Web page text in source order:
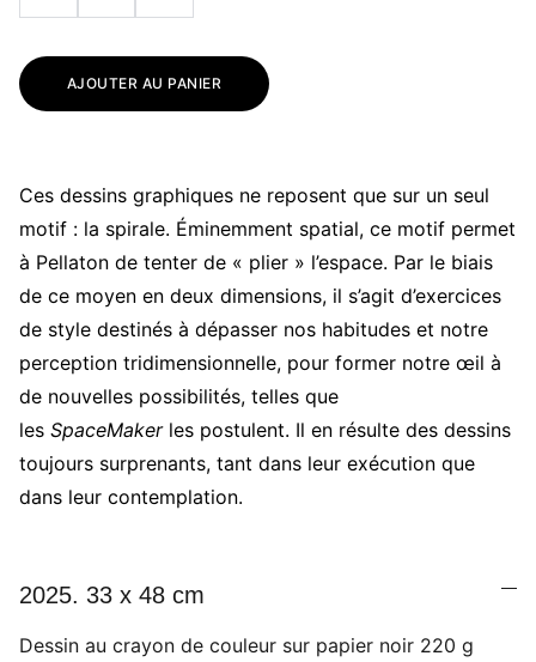
AJOUTER AU PANIER
Ces dessins graphiques ne reposent que sur un seul
motif : la spirale. Éminemment spatial, ce motif permet
à Pellaton de tenter de « plier » l’espace. Par le biais
de ce moyen en deux dimensions, il s’agit d’exercices
de style destinés à dépasser nos habitudes et notre
perception tridimensionnelle, pour former notre œil à
de nouvelles possibilités, telles que
les SpaceMakerles postulent. Il en résulte des dessins
toujours surprenants, tant dans leur exécution que
dans leur contemplation.
2025. 33 x 48 cm
Dessin au crayon de couleur sur papier noir 220 g